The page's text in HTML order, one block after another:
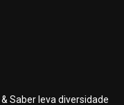
Saber leva diversidade